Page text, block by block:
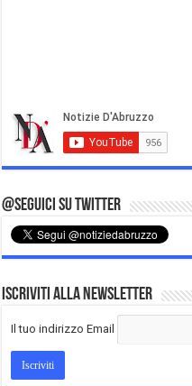
@Seguici su Twitter
Iscriviti alla Newsletter
Il tuo indirizzo Email